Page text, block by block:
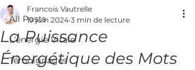
All Posts
L'énergie Vitale
Témoignages
La Puissance
Énergétique des Mots
Francois Vautrelle
19 juin 2024 3 min de lecture